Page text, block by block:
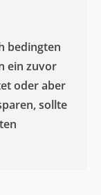
bedingten
ein zuvor
oder aber
sollte